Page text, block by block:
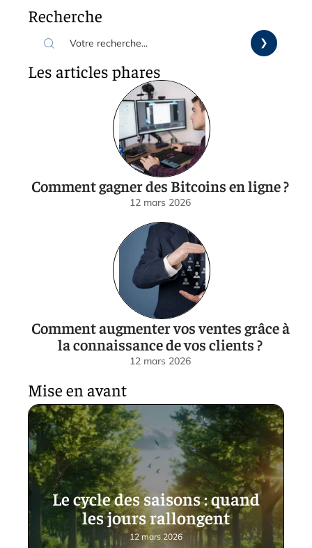
Recherche
Les articles phares
Comment gagner des Bitcoins en ligne ?
12 mars 2026
Comment augmenter vos ventes grâce à
la connaissance de vos clients ?
12 mars 2026
Mise en avant
Le cycle des saisons : quand
les jours rallongent
12 mars 2026